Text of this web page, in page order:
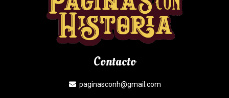
Contacto
paginasconh@gmail.com